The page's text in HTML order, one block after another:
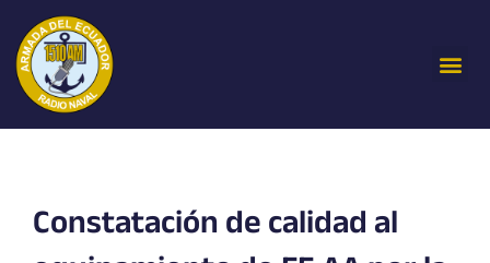
contenido
Constatación de calidad al